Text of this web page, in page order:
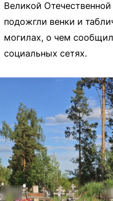
Великой
подожгли венки и
могилах, о чем
социальных сетях.